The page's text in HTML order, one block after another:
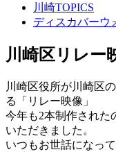
川崎TOPICS
ディスカバーウ
川崎区リレー
川崎区役所が川崎区
る「リレー映像」
今年も2本制作された
いただきました。
いつもお世話になっ